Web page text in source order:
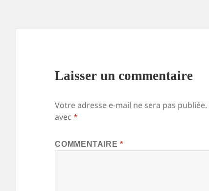
Laisser un commentaire
Votre adresse e-mail ne sera pas publiée.
avec*
COMMENTAIRE*